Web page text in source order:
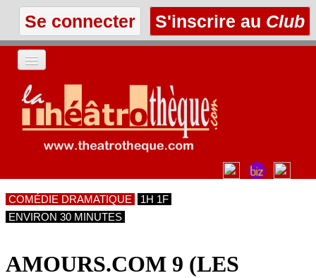
Se connecter S'inscrire au Club
ACCUEIL
LES TEXTES
LES ANNONCES
COMÉDIE DRAMATIQUE
1H 1F
ENVIRON 30 MINUTES
AMOURS.COM 9 (LES